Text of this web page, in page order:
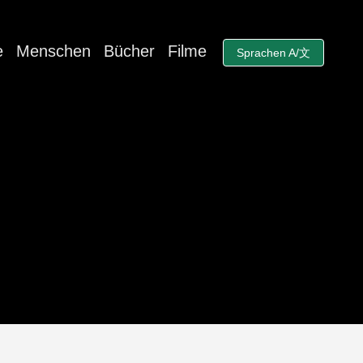
Menschen Bücher Filme Sprachen A/文